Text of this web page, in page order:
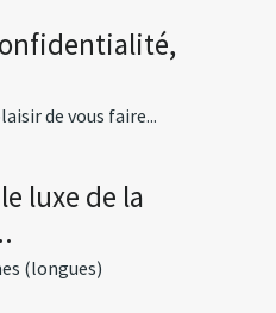
de vous faire...
luxe de la
(longues)